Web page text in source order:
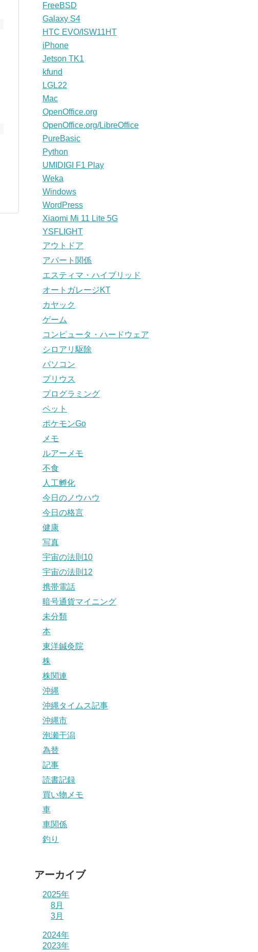
FreeBSD
Galaxy S4
HTC EVO/ISW11HT
iPhone
Jetson TK1
kfund
LGL22
Mac
OpenOffice.org
OpenOffice.org/LibreOffice
PureBasic
Python
UMIDIGI F1 Play
Weka
Windows
WordPress
Xiaomi Mi 11 Lite 5G
YSFLIGHT
アウトドア
アパート関係
エスティマ・ハイブリッド
オートガレージKT
カヤック
ゲーム
コンピュータ・ハードウェア
シロアリ駆除
パソコン
プリウス
プログラミング
ペット
ポケモンGo
メモ
ルアーメモ
不食
人工孵化
今日のノウハウ
今日の格言
健康
写真
宇宙の法則10
宇宙の法則12
携帯電話
暗号通貨マイニング
未分類
本
東洋鍼灸院
株
株関連
沖縄
沖縄タイムス記事
沖縄市
泡瀬干潟
為替
記事
読書記録
買い物メモ
車
車関係
釣り
アーカイブ
2025年
8月
3月
2024年
2023年